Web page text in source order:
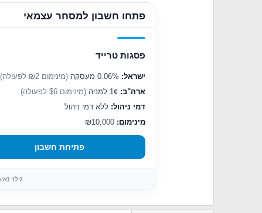
פתחו חשבון למסחר עצמאי
פסגות טרייד
ישראל:
(מינימום ₪2 לפעולה)
ארה"ב:
(מינימום $6 לפעולה)
דמי ניהול: ללא דמי ניהול
מינימום:
פתיחת חשבון
גילוי